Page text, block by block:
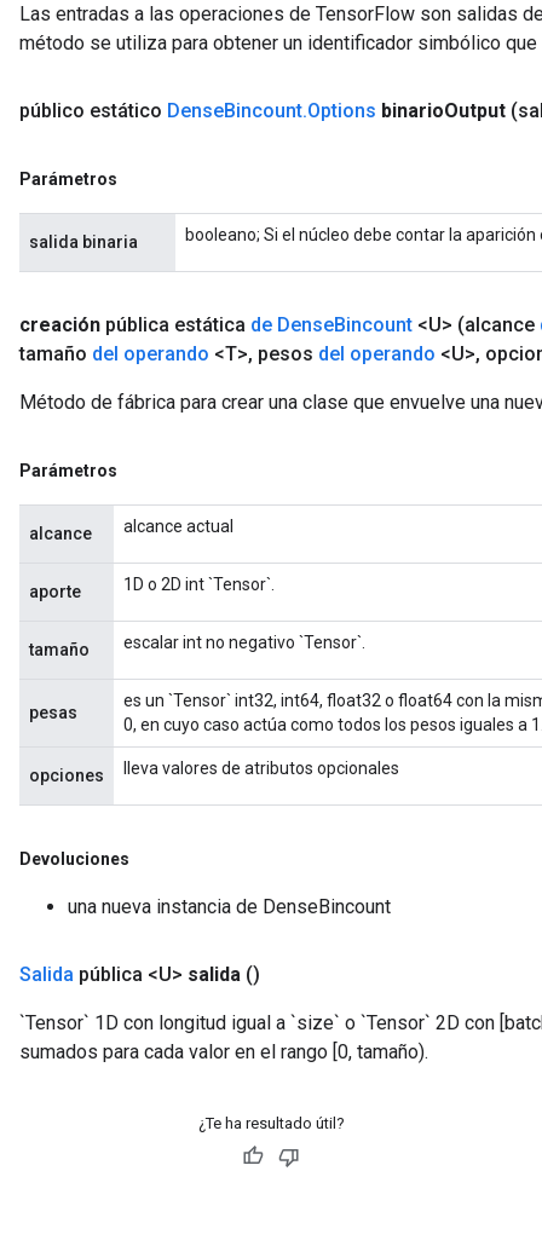
Las entradas a las operaciones de TensorFlow son salidas
método se utiliza para obtener un identificador simbólico
público estático DenseBincount.Options binarioOutput
Parámetros
salida binaria booleano; Si el núcleo debe contar la
creación pública estática de DenseBincount <U> (alcance
tamaño del operando <T>, pesos del operando <U>,
Método de fábrica para crear una clase que envuelve una
Parámetros
alcance alcance actual
aporte 1D o 2D int `Tensor`.
tamaño escalar int no negativo `Tensor`.
pesas
es un `Tensor` int32, int64, float32 o float64 con la
0, en cuyo caso actúa como todos los pesos iguales a
opciones lleva valores de atributos opcionales
Devoluciones
una nueva instancia de DenseBincount
Salida pública <U> salida ()
`Tensor` 1D con longitud igual a `size` o `Tensor` 2D con
sumados para cada valor en el rango [0, tamaño).
¿Te ha resultado útil?